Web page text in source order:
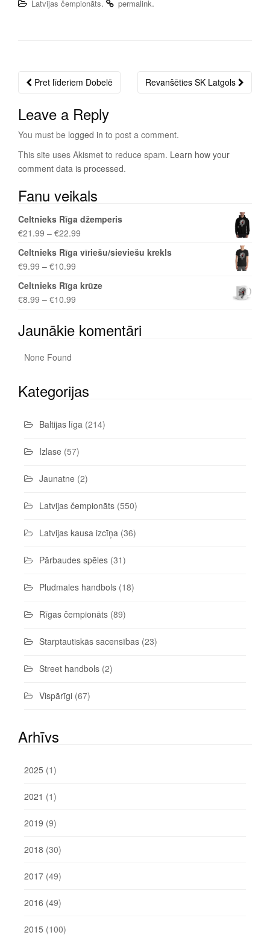
Latvijas čempionāts. permalink.
Post
navigation
Pret līderiem Dobelē Revanšēties SK Latgols
Leave a Reply
You must be logged in to post a comment.
This site uses Akismet to reduce spam. Learn how your
comment data is processed.
Fanu veikals
Celtnieks Rīga džemperis
€21.99 – €22.99
Celtnieks Rīga vīriešu/sieviešu krekls
€9.99 – €10.99
Celtnieks Rīga krūze
€8.99 – €10.99
Jaunākie komentāri
None Found
Kategorijas
Baltijas līga (214)
Izlase (57)
Jaunatne (2)
Latvijas čempionāts (550)
Latvijas kausa izcīņa (36)
Pārbaudes spēles (31)
Pludmales handbols (18)
Rīgas čempionāts (89)
Starptautiskās sacensības (23)
Street handbols (2)
Vispārīgi (67)
Arhīvs
2025 (1)
2021 (1)
2019 (9)
2018 (30)
2017 (49)
2016 (49)
2015 (100)